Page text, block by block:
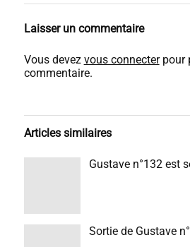
Laisser un commentaire
Vous devez vous connecterpour
commentaire.
Articles similaires
Gustave n°132 est
Sortie de Gustave